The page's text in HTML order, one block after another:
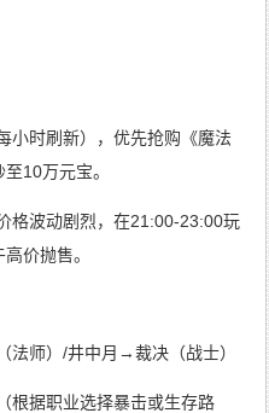
小时刷新），优先抢购《魔法
10万元宝。
格波动剧烈，在21:00-23:00玩
价抛售。
师）/井中月→裁决（战士）
据职业选择暴击或生存路